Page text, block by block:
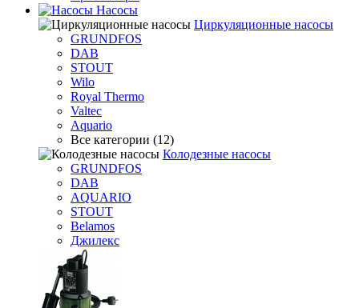
Насосы
Циркуляционные насосы
GRUNDFOS
DAB
STOUT
Wilo
Royal Thermo
Valtec
Aquario
Все категории (12)
Колодезные насосы
GRUNDFOS
DAB
AQUARIO
STOUT
Belamos
Джилекс